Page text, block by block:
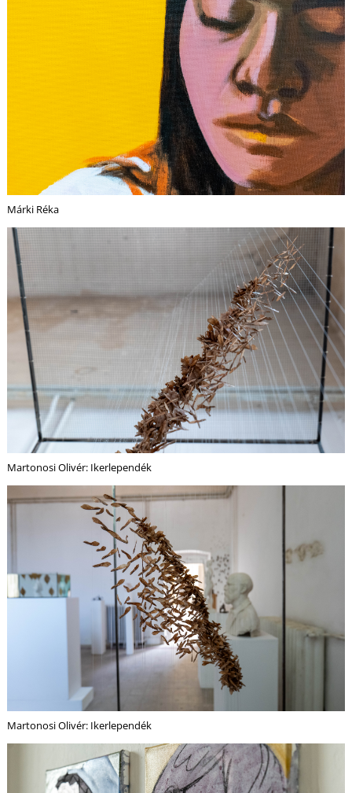
Márki Réka
Martonosi Olivér: Ikerlependék
Martonosi Olivér: Ikerlependék